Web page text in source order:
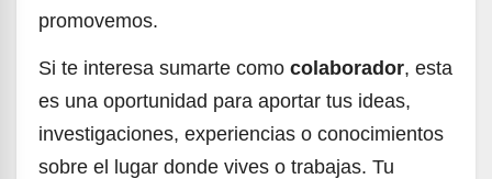
promovemos.
Si te interesa sumarte como colaborador, esta
es una oportunidad para aportar tus ideas,
investigaciones, experiencias o conocimientos
sobre el lugar donde vives o trabajas. Tu